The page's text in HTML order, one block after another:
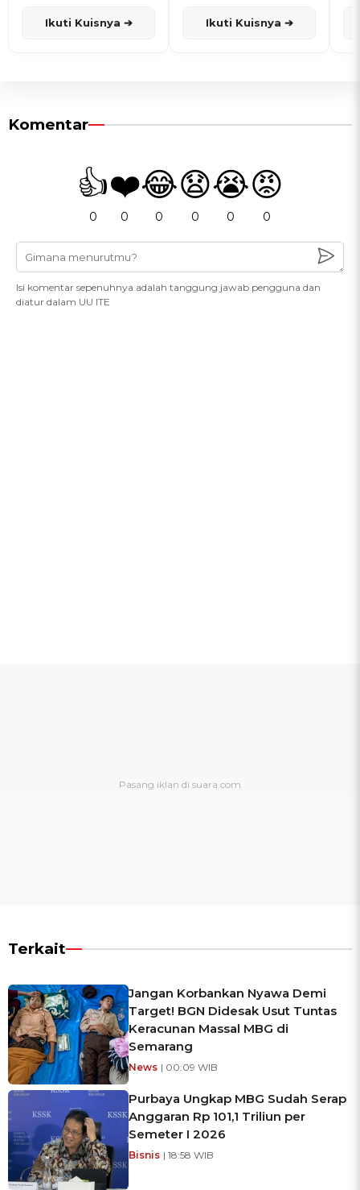
Ikuti Kuisnya ➔ Ikuti Kuisnya ➔
Komentar
👍
0
❤️
0
😂
0
😧
0
😭
0
😡
0
Isi komentar sepenuhnya adalah tanggung jawab pengguna dan
diatur dalam UU ITE
Terkait
Jangan Korbankan Nyawa Demi
Target! BGN Didesak Usut Tuntas
Keracunan Massal MBG di
Semarang
News | 00:09 WIB
Purbaya Ungkap MBG Sudah Serap
Anggaran Rp 101,1 Triliun per
Semeter I 2026
Bisnis | 18:58 WIB